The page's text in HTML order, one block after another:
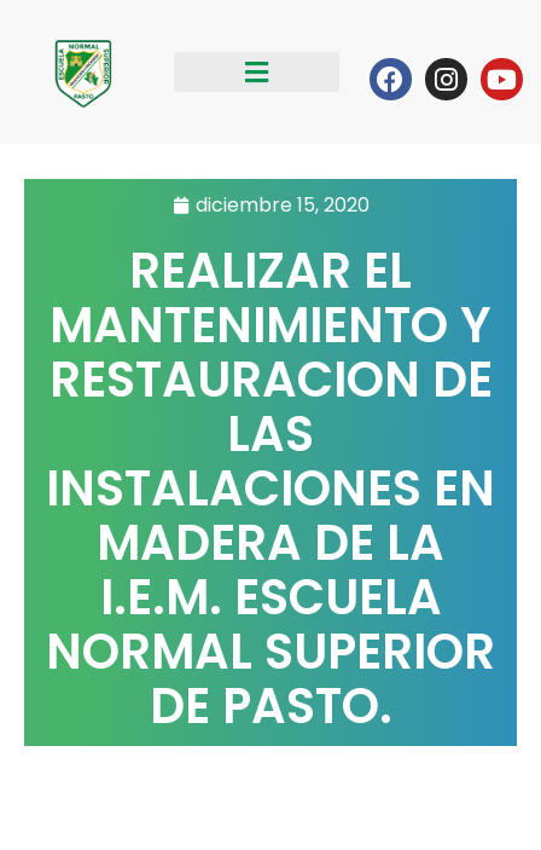
contenido
Facebook
diciembre 15, 2020
REALIZAR EL
MANTENIMIENTO Y
RESTAURACION DE
LAS
INSTALACIONES EN
MADERA DE LA
I.E.M. ESCUELA
NORMAL SUPERIOR
DE PASTO.